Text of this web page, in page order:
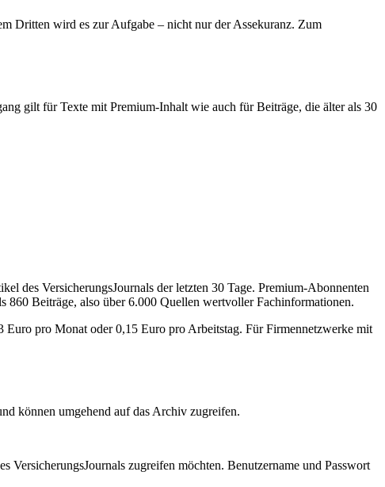
Dritten wird es zur Aufgabe – nicht nur der Assekuranz. Zum
gilt für Texte mit Premium-Inhalt wie auch für Beiträge, die älter als 30
des VersicherungsJournals der letzten 30 Tage. Premium-Abonnenten
860 Beiträge, also über 6.000 Quellen wertvoller Fachinformationen.
pro Monat oder 0,15 Euro pro Arbeitstag. Für Firmennetzwerke mit
können umgehend auf das Archiv zugreifen.
zugreifen möchten. Benutzername und Passwort